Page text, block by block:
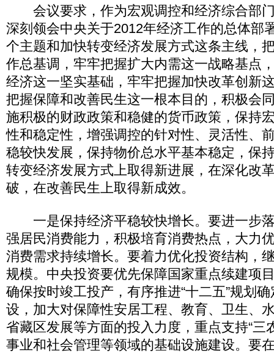
会议要求，作为宏观调控和经济综合部
深刻领会中央关于2012年经济工作的总体部
个主题和加快转变经济发展方式这条主线，
作总基调，牢牢把握扩大内需这一战略基点
经济这一坚实基础，牢牢把握加快改革创新
把握保障和改善民生这一根本目的，积极会
施积极的财政政策和稳健的货币政策，保持
性和稳定性，增强调控的针对性、灵活性、
稳较快发展，保持物价总水平基本稳定，保
转变经济发展方式上取得新进展，在深化改
破，在改善民生上取得新成效。
一是保持经济平稳较快增长。要进一步
强居民消费能力，积极培育消费热点，大力
消费需求持续增长。要着力优化投资结构，
规模。中央投资要优先保障国家重点续建项
确保按时竣工投产，有序推进“十二五”规划
设，加大对保障性安居工程、教育、卫生、
省藏区发展等方面的投入力度，重点支持“三
事业和社会管理等领域的基础设施建设。要